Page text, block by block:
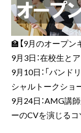
🏫【9月のオープン
9月3日：在校生と
9月10日：「バンド
シャルトークショ
9月24日：AMG講
ーのCVを演じるコ